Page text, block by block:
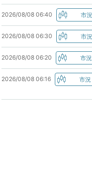
2026/08/08 06:40
2026/08/08 06:30
2026/08/08 06:20
2026/08/08 06:16